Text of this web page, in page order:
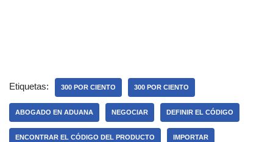
Etiquetas: 300 POR CIENTO 300 POR CIENTO
ABOGADO EN ADUANA NEGOCIAR DEFINIR EL CÓDIGO
ENCONTRAR EL CÓDIGO DEL PRODUCTO IMPORTAR